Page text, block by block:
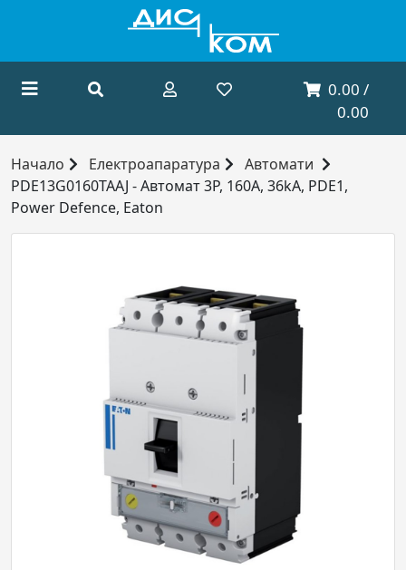
0.00 /
0.00
Начало Електроапаратура
Автомати
PDE13G0160TAAJ - Автомат 3P, 160А, 36kA, PDE1,
Power Defence, Eaton